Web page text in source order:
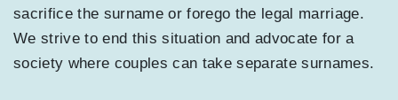
sacrifice the surname or forego the legal marriage.
We strive to end this situation and advocate for a
society where couples can take separate surnames.